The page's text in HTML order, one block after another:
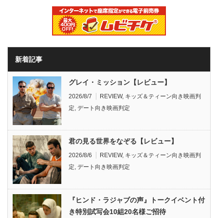
新着記事
グレイ・ミッション【レビュー】
2026/8/7 REVIEW, キッズ＆ティーン向き映画判
定, デート向き映画判定
君の見る世界をなぞる【レビュー】
2026/8/6 REVIEW, キッズ＆ティーン向き映画判
定, デート向き映画判定
『ヒンド・ラジャブの声』トークイベント付
き特別試写会10組20名様ご招待